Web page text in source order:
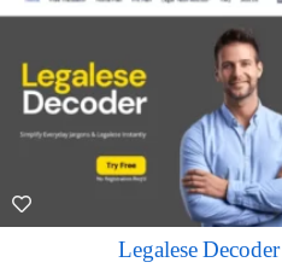
Legalese Decoder